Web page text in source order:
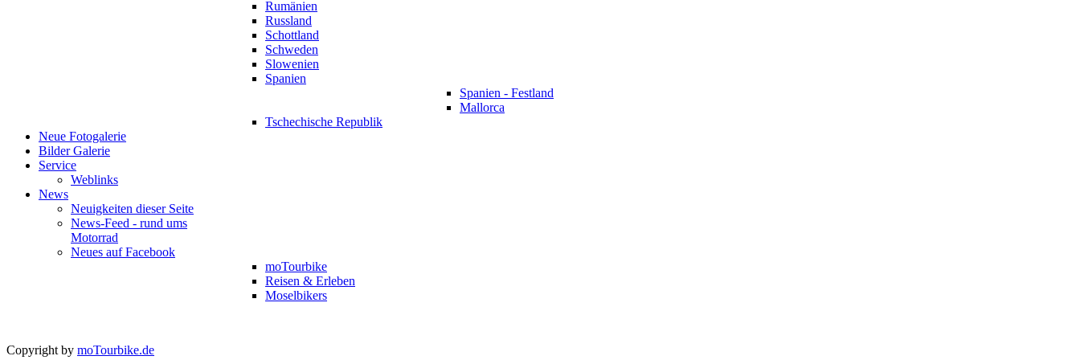
Rumänien
Russland
Schottland
Schweden
Slowenien
Spanien
Spanien - Festland
Mallorca
Tschechische Republik
Neue Fotogalerie
Bilder Galerie
Service
Weblinks
News
Neuigkeiten dieser Seite
News-Feed - rund ums
Motorrad
Neues auf Facebook
moTourbike
Reisen & Erleben
Moselbikers
Copyright by moTourbike.de